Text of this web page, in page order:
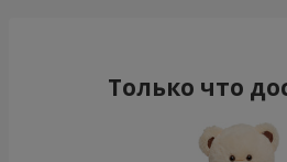
Только что